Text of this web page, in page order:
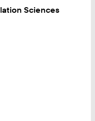
Sciences